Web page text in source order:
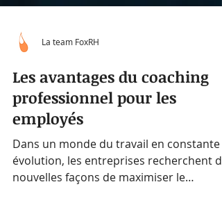
Les avantages du coaching
professionnel pour les
employés
Dans un monde du travail en constante
évolution, les entreprises recherchent de